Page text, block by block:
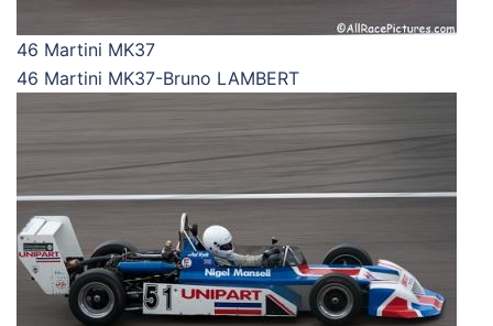
46 Martini MK37
46 Martini MK37-Bruno LAMBERT